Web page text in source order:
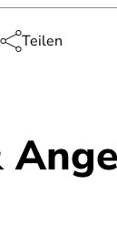
Teilen